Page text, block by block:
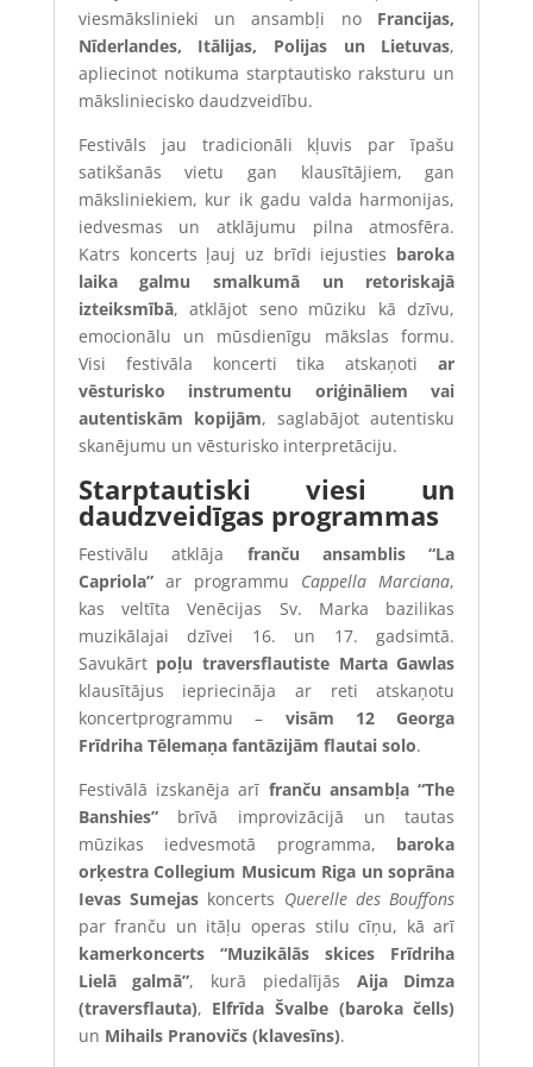
viesmākslinieki un ansambļi no Francijas,
Nīderlandes, Itālijas, Polijas un Lietuvas,
apliecinot notikuma starptautisko raksturu un
māksliniecisko daudzveidību.
Festivāls jau tradicionāli kļuvis par īpašu
satikšanās vietu gan klausītājiem, gan
māksliniekiem, kur ik gadu valda harmonijas,
iedvesmas un atklājumu pilna atmosfēra.
Katrs koncerts ļauj uz brīdi iejusties baroka
laika galmu smalkumā un retoriskajā
izteiksmībā, atklājot seno mūziku kā dzīvu,
emocionālu un mūsdienīgu mākslas formu.
Visi festivāla koncerti tika atskaņotiar
vēsturisko instrumentu oriģināliem vai
autentiskām kopijām, saglabājot autentisku
skanējumu un vēsturisko interpretāciju.
Starptautiski viesi un
daudzveidīgas programmas
Festivālu atklāja franču ansamblis “La
Capriola”ar programmu Cappella Marciana,
kas veltīta Venēcijas Sv. Marka bazilikas
muzikālajai dzīvei 16. un 17. gadsimtā.
Savukārt poļu traversflautiste Marta Gawlas
klausītājus iepriecināja ar reti atskaņotu
koncertprogrammu – visām 12 Georga
Frīdriha Tēlemaņa fantāzijām flautai solo.
Festivālā izskanēja arī franču ansambļa “The
Banshies”brīvā improvizācijā un tautas
mūzikas iedvesmotā programma, baroka
orķestra Collegium Musicum Riga un soprāna
Ievas Sumejas koncerts Querelle des Bouffons
par franču un itāļu operas stilu cīņu, kā arī
kamerkoncerts “Muzikālās skices Frīdriha
Lielā galmā”, kurā piedalījās Aija Dimza
(traversflauta), Elfrīda Švalbe (baroka čells)
un Mihails Pranovičs (klavesīns).